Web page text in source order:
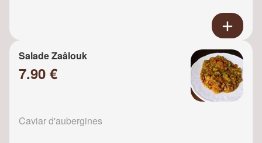
Salade Zaâlouk
7.90 €
Caviar d'aubergines